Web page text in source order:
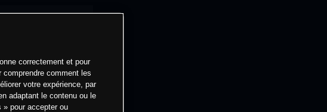
correctement et pour
comment les
votre expérience, par
adaptant le contenu ou le
pour accepter ou